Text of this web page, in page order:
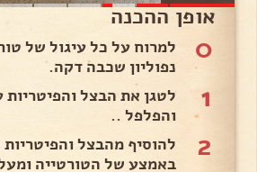
אופן ההכנה
0
למרוח על כל עיגול של
נפוליון שכבה דקה.
1
לטגן את הבצל
והפלפל ..
2
להוסיף מהבצל
באמצע של הטורטייה